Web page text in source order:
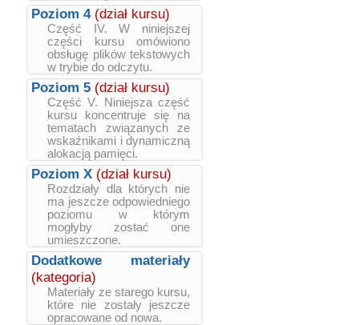
Poziom 4 (dział kursu)
Część IV. W niniejszej
części kursu omówiono
obsługę plików tekstowych
w trybie do odczytu.
Poziom 5 (dział kursu)
Część V. Niniejsza część
kursu koncentruje się na
tematach związanych ze
wskaźnikami i dynamiczną
alokacją pamięci.
Poziom X (dział kursu)
Rozdziały dla których nie
ma jeszcze odpowiedniego
poziomu w którym
mogłyby zostać one
umieszczone.
Dodatkowe materiały
(kategoria)
Materiały ze starego kursu,
które nie zostały jeszcze
opracowane od nowa.